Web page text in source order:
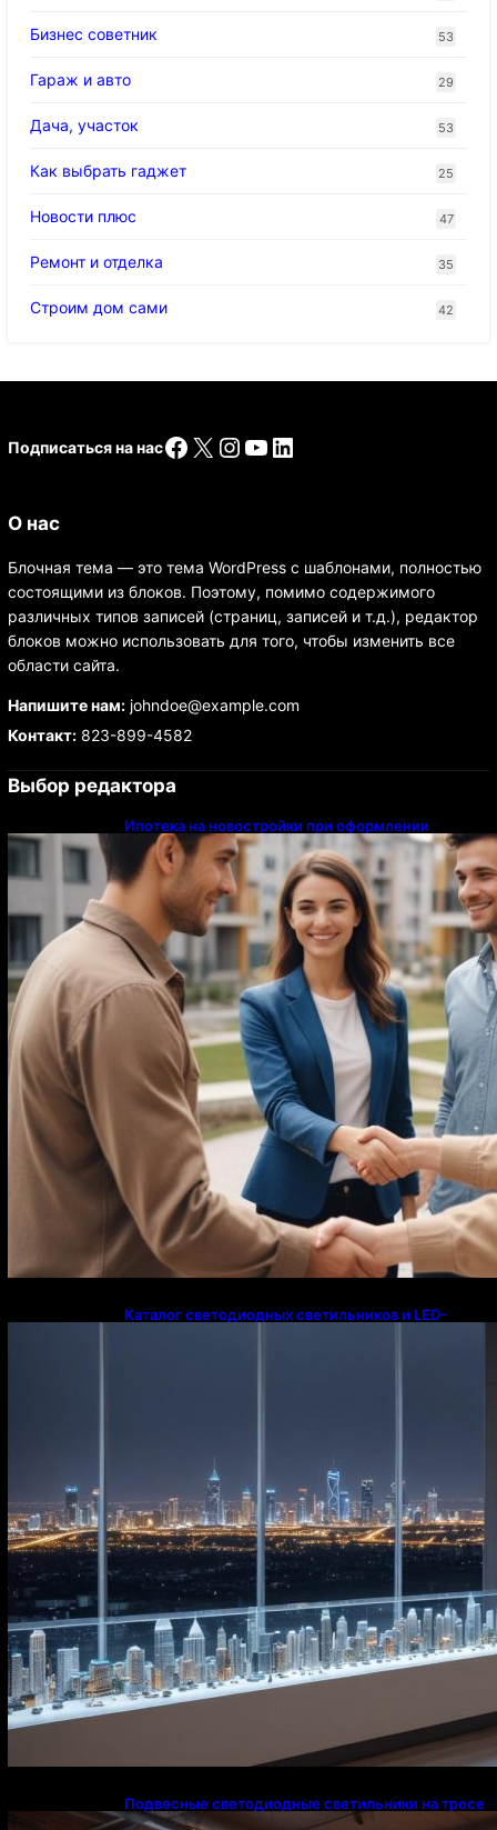
Бизнес советник 53
Гараж и авто 29
Дача, участок 53
Как выбрать гаджет 25
Новости плюс 47
Ремонт и отделка 35
Строим дом сами 42
Подписаться на насFacebook
X Instagram
YouTube
LinkedIn
О нас
Блочная тема — это тема WordPress с шаблонами, полностью
состоящими из блоков. Поэтому, помимо содержимого
различных типов записей (страниц, записей и т.д.), редактор
блоков можно использовать для того, чтобы изменить все
области сайта.
Напишите нам:johndoe@example.com
Контакт:823-899-4582
Выбор редактора
Ипотека на новостройки при оформлении
напрямую у застройщика
Каталог светодиодных светильников и LED-
Подвесные светодиодные светильники на тросе